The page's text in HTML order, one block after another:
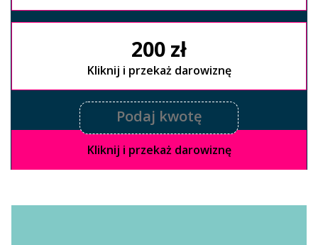
200 zł
Kliknij i przekaż darowiznę
Kliknij i przekaż darowiznę